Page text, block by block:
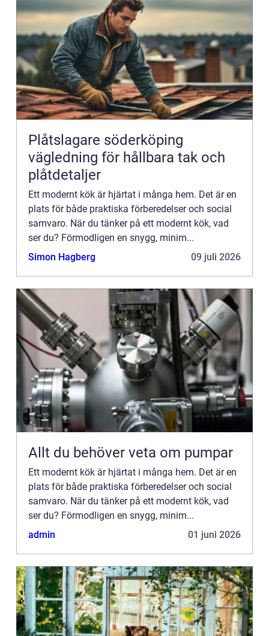
Plåtslagare söderköping
vägledning för hållbara tak och
plåtdetaljer
Ett modernt kök är hjärtat i många hem. Det är en
plats för både praktiska förberedelser och social
samvaro. När du tänker på ett modernt kök, vad
ser du? Förmodligen en snygg, minim...
Simon Hagberg
09 juli 2026
Allt du behöver veta om pumpar
Ett modernt kök är hjärtat i många hem. Det är en
plats för både praktiska förberedelser och social
samvaro. När du tänker på ett modernt kök, vad
ser du? Förmodligen en snygg, minim...
admin
01 juni 2026